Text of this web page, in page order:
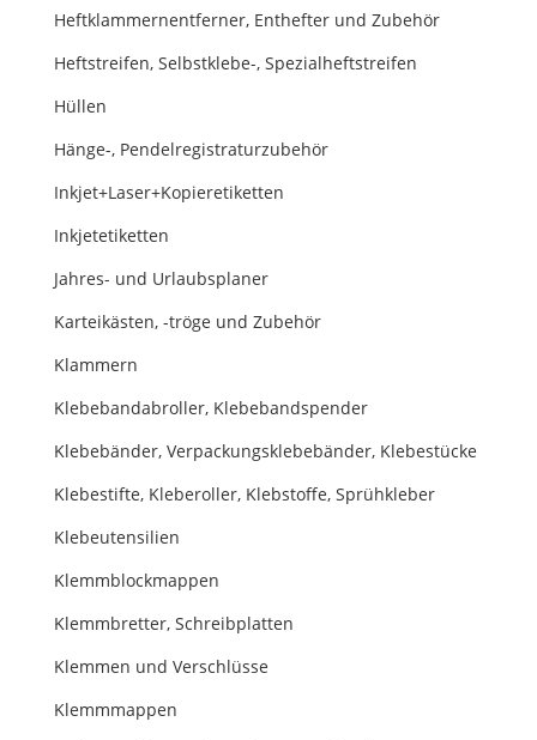
Heftklammernentferner, Enthefter und Zubehör
Heftstreifen, Selbstklebe-, Spezialheftstreifen
Hüllen
Hänge-, Pendelregistraturzubehör
Inkjet+Laser+Kopieretiketten
Inkjetetiketten
Jahres- und Urlaubsplaner
Karteikästen, -tröge und Zubehör
Klammern
Klebebandabroller, Klebebandspender
Klebebänder, Verpackungsklebebänder, Klebestücke
Klebestifte, Kleberoller, Klebstoffe, Sprühkleber
Klebeutensilien
Klemmblockmappen
Klemmbretter, Schreibplatten
Klemmen und Verschlüsse
Klemmmappen